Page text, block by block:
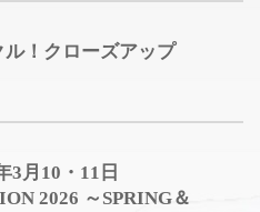
ル！クローズアップ
3月10・11日
2026 ～SPRING＆